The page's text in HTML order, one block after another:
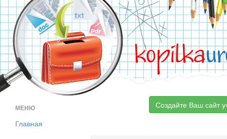
kopilka
МЕНЮ
Главная
Создайте Ваш сайт